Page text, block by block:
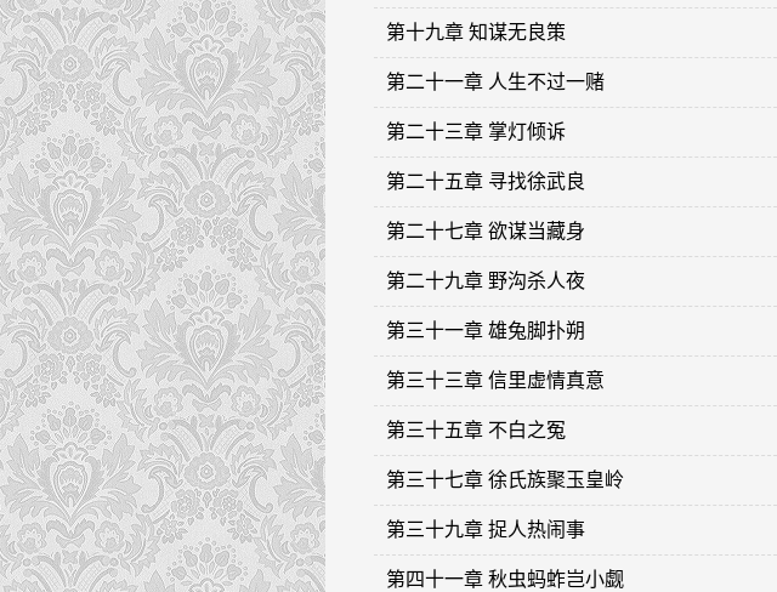
第十九章 知谋无良策
第二十一章 人生不过一赌
第二十三章 掌灯倾诉
第二十五章 寻找徐武良
第二十七章 欲谋当藏身
第二十九章 野沟杀人夜
第三十一章 雄兔脚扑朔
第三十三章 信里虚情真意
第三十五章 不白之冤
第三十七章 徐氏族聚玉皇岭
第三十九章 捉人热闹事
第四十一章 秋虫蚂蚱岂小觑